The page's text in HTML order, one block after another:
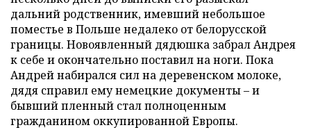
дальний родственник, имевший небольшое
поместье в Польше недалеко от белорусской
границы. Новоявленный дядюшка забрал Андрея
к себе и окончательно поставил на ноги. Пока
Андрей набирался сил на деревенском молоке,
дядя справил ему немецкие документы – и
бывший пленный стал полноценным
гражданином оккупированной Европы.